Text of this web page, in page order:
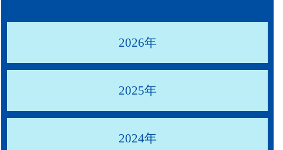
2026年
2025年
2024年